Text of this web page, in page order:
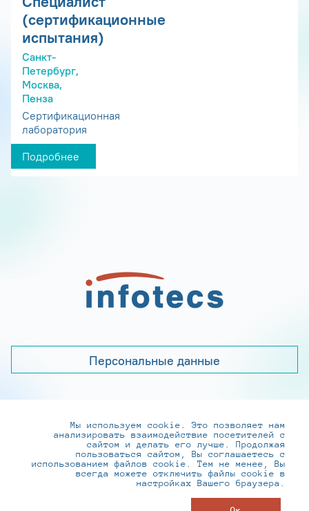
(сертификационные
испытания)
Санкт-
Петербург,
Москва,
Пенза
Сертификационная
лаборатория
Подробнее
Персональные данные
+7 (495) 737-6192, 8-800-250-0-260
practice@infotecs.ru,hr@infotecs.ru
127273, г. Москва, Отрадная ул., 2Б строение 1
Мы используем cookie. Это позволяет нам
анализировать взаимодействие посетителей с
сайтом и делать его лучше. Продолжая
пользоваться сайтом, Вы соглашаетесь с
использованием файлов cookie. Тем не менее, Вы
всегда можете отключить файлы cookie в
настройках Вашего браузера.